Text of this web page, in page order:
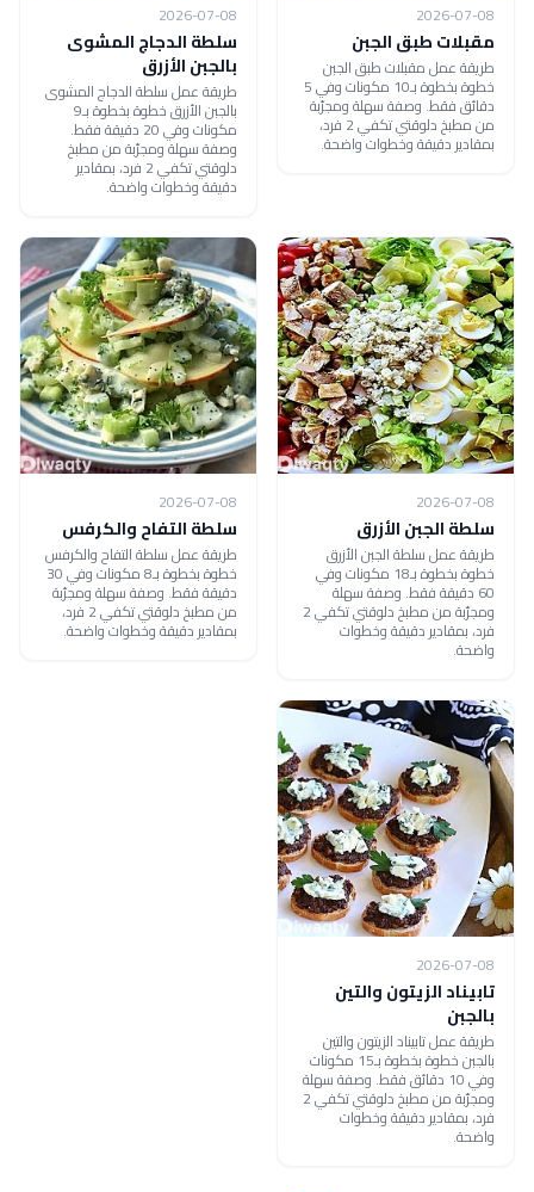
2026-07-08
مقبلات طبق الجبن
طريقة عمل مقبلات طبق الجبن
خطوة بخطوة بـ10 مكونات وفي 5
دقائق فقط. وصفة سهلة ومجرّبة
من مطبخ دلوقتي تكفي 2 فرد،
بمقادير دقيقة وخطوات واضحة.
2026-07-08
سلطة الدجاج المشوى
بالجبن الأزرق
طريقة عمل سلطة الدجاج المشوى
بالجبن الأزرق خطوة بخطوة بـ9
مكونات وفي 20 دقيقة فقط.
وصفة سهلة ومجرّبة من مطبخ
دلوقتي تكفي 2 فرد، بمقادير
دقيقة وخطوات واضحة.
2026-07-08
سلطة الجبن الأزرق
طريقة عمل سلطة الجبن الأزرق
خطوة بخطوة بـ18 مكونات وفي
60 دقيقة فقط. وصفة سهلة
ومجرّبة من مطبخ دلوقتي تكفي 2
فرد، بمقادير دقيقة وخطوات
واضحة.
2026-07-08
سلطة التفاح والكرفس
طريقة عمل سلطة التفاح والكرفس
خطوة بخطوة بـ8 مكونات وفي 30
دقيقة فقط. وصفة سهلة ومجرّبة
من مطبخ دلوقتي تكفي 2 فرد،
بمقادير دقيقة وخطوات واضحة.
2026-07-08
تابيناد الزيتون والتين
بالجبن
طريقة عمل تابيناد الزيتون والتين
بالجبن خطوة بخطوة بـ15 مكونات
وفي 10 دقائق فقط. وصفة سهلة
ومجرّبة من مطبخ دلوقتي تكفي 2
فرد، بمقادير دقيقة وخطوات
واضحة.